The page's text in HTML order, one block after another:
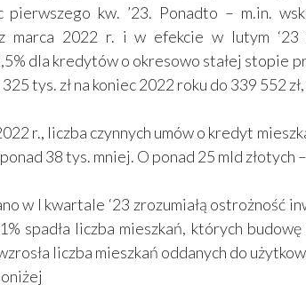
kw. ’23. Ponadto – m.in.
marca 2022 r. i w efekcie w lutym
dla kredytów o okresowo stałej stopie
tys. zł na koniec 2022 roku do 339 552
r., liczba czynnych umów o kredyt
ponad 38 tys. mniej. O ponad 25 mld
w I kwartale ‘23 zrozumiałą ostrożność
spadła liczba mieszkań, których
liczba mieszkań oddanych do